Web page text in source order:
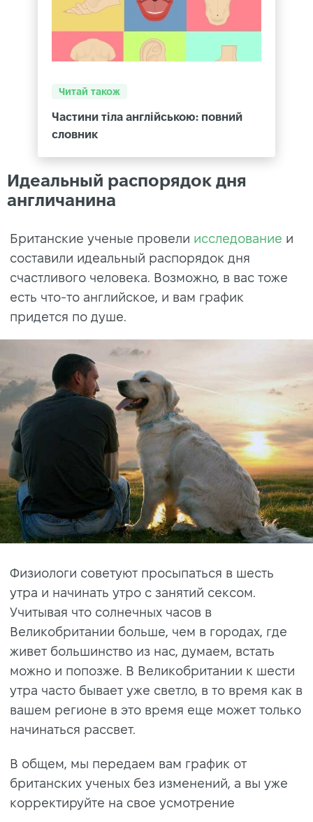
Читай також
Частини тіла англійською: повний
словник
Идеальный распорядок дня
англичанина
Британские ученые провели исследование и
составили идеальный распорядок дня
счастливого человека. Возможно, в вас тоже
есть что-то английское, и вам график
придется по душе.
Физиологи советуют просыпаться в шесть
утра и начинать утро с занятий сексом.
Учитывая что солнечных часов в
Великобритании больше, чем в городах, где
живет большинство из нас, думаем, встать
можно и попозже. В Великобритании к шести
утра часто бывает уже светло, в то время как в
вашем регионе в это время еще может только
начинаться рассвет.
В общем, мы передаем вам график от
британских ученых без изменений, а вы уже
корректируйте на свое усмотрение